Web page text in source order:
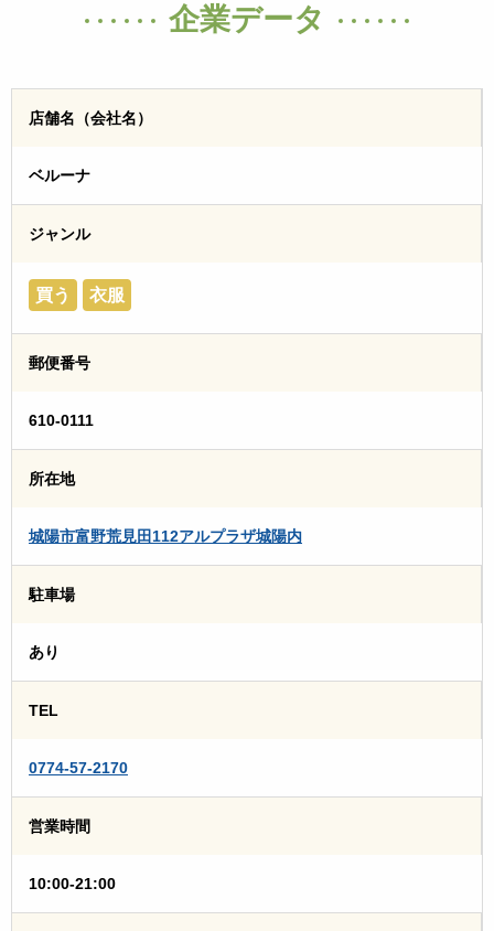
企業データ
店舗名（会社名）
ベルーナ
ジャンル
買う 衣服
郵便番号
610-0111
所在地
城陽市富野荒見田112アルプラザ城陽内
駐車場
あり
TEL
0774-57-2170
営業時間
10:00-21:00